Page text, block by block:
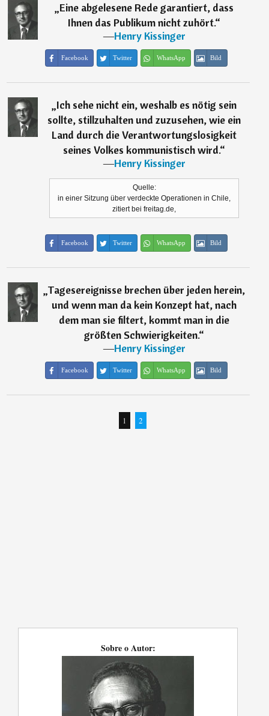
„Eine abgelesene Rede garantiert, dass
Ihnen das Publikum nicht zuhört.“
―Henry Kissinger
Facebook Twitter WhatsApp Bild
„Ich sehe nicht ein, weshalb es nötig sein
sollte, stillzuhalten und zuzusehen, wie ein
Land durch die Verantwortungslosigkeit
seines Volkes kommunistisch wird.“
―Henry Kissinger
Quelle:
in einer Sitzung über verdeckte Operationen in Chile,
zitiert bei freitag.de,
Facebook Twitter WhatsApp Bild
„Tagesereignisse brechen über jeden herein,
und wenn man da kein Konzept hat, nach
dem man sie filtert, kommt man in die
größten Schwierigkeiten.“
―Henry Kissinger
Facebook Twitter WhatsApp Bild
1 2
Sobre o Autor: